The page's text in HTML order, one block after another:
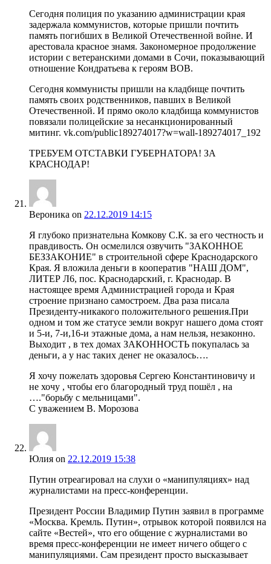
Сегодня полиция по указанию администрации края
задержала коммунистов, которые пришли почтить
память погибших в Великой Отечественной войне. И
арестовала красное знамя. Закономерное продолжение
истории с ветеранскими домами в Сочи, показывающий
отношение Кондратьева к героям ВОВ.
Сегодня коммунисты пришли на кладбище почтить
память своих родственников, павших в Великой
Отечественной. И прямо около кладбища коммунистов
повязали полицейские за несанкционированный
митинг. vk.com/public189274017?w=wall-189274017_192
ТРЕБУЕМ ОТСТАВКИ ГУБЕРНАТОРА! ЗА
КРАСНОДАР!
Вероника on 22.12.2019 14:15
Я глубоко признательна Комкову С.К. за его честность и
правдивость. Он осмелился озвучить "ЗАКОННОЕ
БЕЗЗАКОНИЕ" в строительной сфере Краснодарского
Края. Я вложила деньги в кооператив "НАШ ДОМ",
ЛИТЕР Л6, пос. Краснодарский, г. Краснодар. В
настоящее время Администрацией гоpода и Края
строение признано самостроем. Два раза писала
Президенту-никакого положительного решения.При
одном и том же статусе земли вокруг нашего дома стоят
и 5-и, 7-и,16-и этажные дома, а нам нельзя, незаконно.
Выходит , в тех домах ЗАКОННОСТЬ покупалась за
деньги, а у нас таких денег не оказалось….
Я хочу пожелать здоровья Сергею Константиновичу и
не хочу , чтобы его благородный труд пошёл , на
…."борьбу с мельницами".
С уважением В. Морозова
Юлия on 22.12.2019 15:38
Путин отреагировал на слухи о «манипуляциях» над
журналистами на пресс-конференции.
Президент России Владимир Путин заявил в программе
«Москва. Кремль. Путин», отрывок которой появился на
сайте «Вестей», что его общение с журналистами во
время пресс-конференции не имеет ничего общего с
манипуляциями. Сам президент просто высказывает